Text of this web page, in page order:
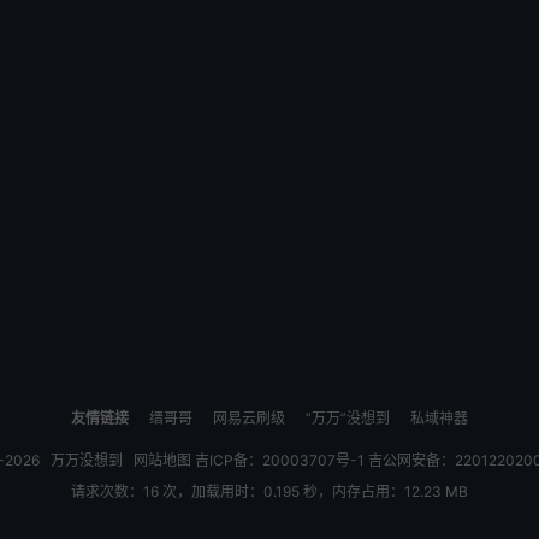
友情链接 缙哥哥 网易云刷级 “万万”没想到 私域神器
2026 万万没想到 网站地图 吉ICP备：20003707号-1 吉公网安备：
请求次数：16 次，加载用时：0.195 秒，内存占用：12.23 MB